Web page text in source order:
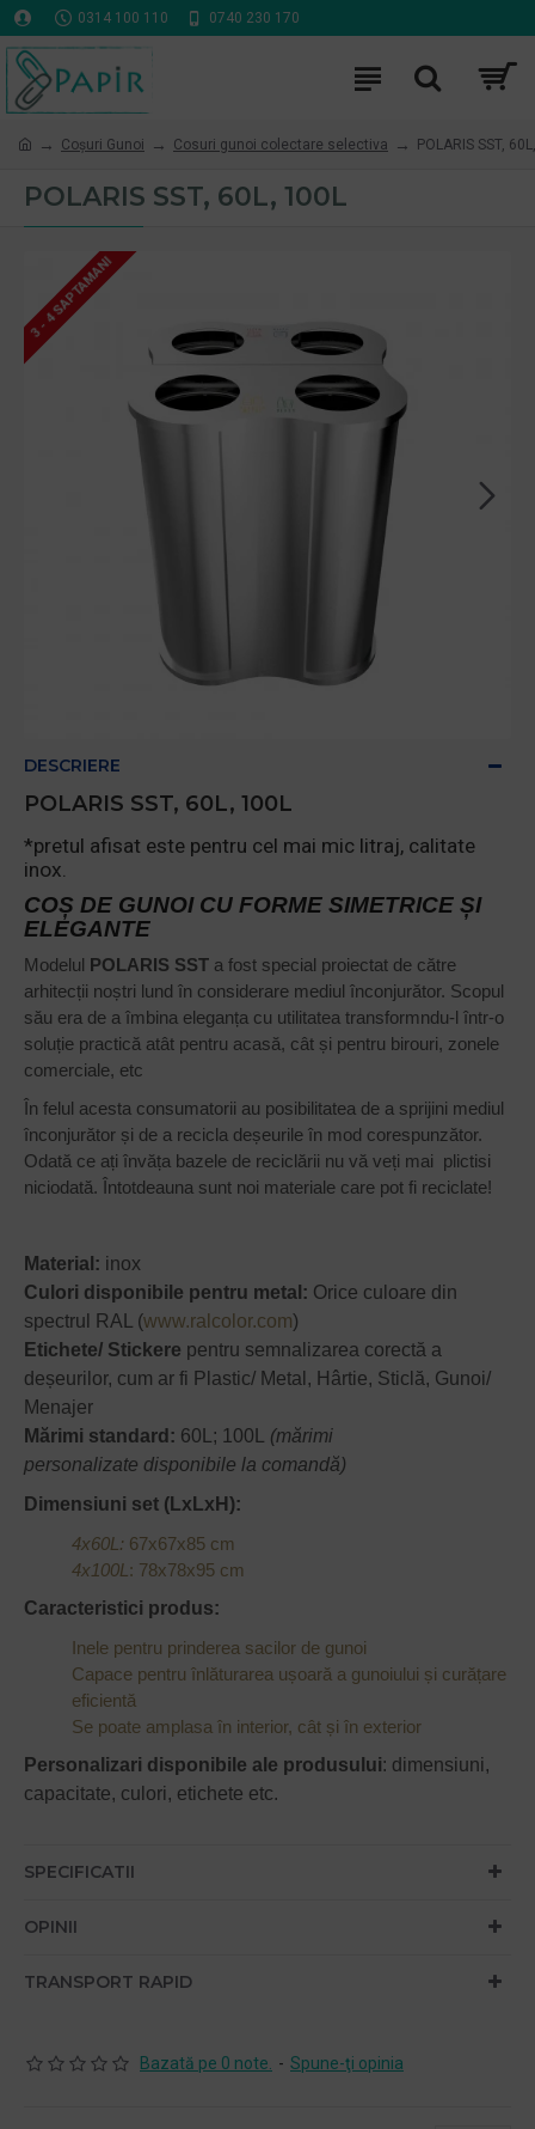
0314 100 110 0740 230 170
Coşuri Gunoi Cosuri gunoi colectare selectiva POLARIS SST,
POLARIS SST, 60L, 100L
3 - 4 SAPTAMANI
DESCRIERE
POLARIS SST, 60L, 100L
*pretul afisat este pentru cel mai mic litraj, calitate
inox.
COȘ DE GUNOI CU FORME SIMETRICE ȘI
ELEGANTE
Modelul POLARIS SST a fost special proiectat de către
arhitecții noștri lund în considerare mediul înconjurător. Scopul
său era de a îmbina eleganța cu utilitatea transformndu-l într-o
soluție practică atât pentru acasă, cât și pentru birouri, zonele
comerciale, etc
În felul acesta consumatorii au posibilitatea de a sprijini mediul
înconjurător și de a recicla deșeurile în mod corespunzător.
Odată ce ați învăța bazele de reciclării nu vă veți mai plictisi
niciodată. Întotdeauna sunt noi materiale care pot fi reciclate!
Material: inox
Culori disponibile pentru metal: Orice culoare din
spectrul RAL (www.ralcolor.com)
Etichete/ Stickere pentru semnalizarea corectă a
deșeurilor, cum ar fi Plastic/ Metal, Hârtie, Sticlă, Gunoi/
Menajer
Mărimi standard: 60L; 100L (mărimi
personalizate disponibile la comandă)
Dimensiuni set (LxLxH):
4x60L: 67x67x85 cm
4x100L : 78x78x95 cm
Caracteristici produs:
Inele pentru prinderea sacilor de gunoi
Capace pentru înlăturarea ușoară a gunoiului și curățare
eficientă
Se poate amplasa în interior, cât și în exterior
Personalizari disponibile ale produsului: dimensiuni,
capacitate, culori, etichete etc.
SPECIFICATII
OPINII
TRANSPORT RAPID
Bazată pe 0 note. - Spune-ţi opinia